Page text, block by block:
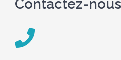
Contactez-nous